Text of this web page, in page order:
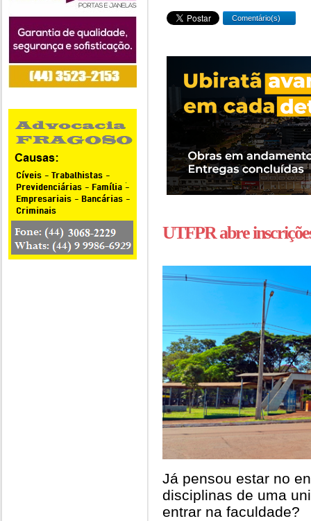
Comentário(s)
UTFPR abre
Já pensou estar no
disciplinas de uma
entrar na faculdade?